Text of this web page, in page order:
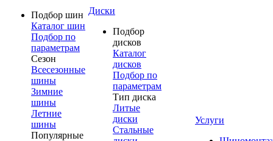
Подбор шин
Каталог шин
Подбор по
параметрам
Сезон
Всесезонные
шины
Зимние
шины
Летние
шины
Популярные
Диски
Подбор
дисков
Каталог
дисков
Подбор по
параметрам
Тип диска
Литые
диски
Стальные
Услуги